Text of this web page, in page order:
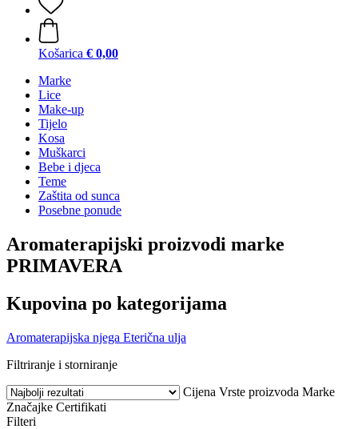
Košarica € 0,00
Marke
Lice
Make-up
Tijelo
Kosa
Muškarci
Bebe i djeca
Teme
Zaštita od sunca
Posebne ponude
Aromaterapijski proizvodi marke
PRIMAVERA
Kupovina po kategorijama
Aromaterapijska njega Eterična ulja
Filtriranje i storniranje
Cijena Vrste proizvoda Marke
Značajke Certifikati
Filteri